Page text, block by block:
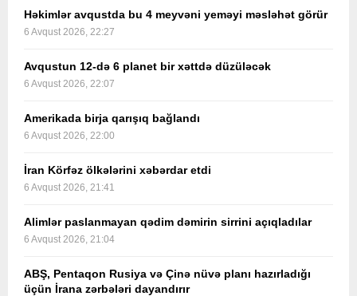
Həkimlər avqustda bu 4 meyvəni yeməyi məsləhət görür
6 Avqust 2026, 22:27
Avqustun 12-də 6 planet bir xəttdə düzüləcək
6 Avqust 2026, 22:07
Amerikada birja qarışıq bağlandı
6 Avqust 2026, 22:00
İran Körfəz ölkələrini xəbərdar etdi
6 Avqust 2026, 21:41
Alimlər paslanmayan qədim dəmirin sirrini açıqladılar
6 Avqust 2026, 21:04
ABŞ, Pentaqon Rusiya və Çinə nüvə planı hazırladığı
üçün İrana zərbələri dayandırır